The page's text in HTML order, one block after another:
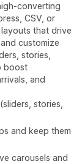
converting
CSV, or
that drive
customize
stories,
boost
and
stories,
and keep them
carousels and